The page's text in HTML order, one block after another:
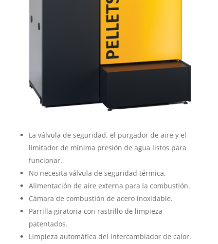
La válvula de seguridad, el purgador de aire y el
limitador de mínima presión de agua listos para
funcionar.
No necesita válvula de seguridad térmica.
Alimentación de aire externa para la combustión.
Cámara de combustión de acero inoxidable.
Parrilla giratoria con rastrillo de limpieza
patentados.
Limpieza automática del intercambiador de calor.